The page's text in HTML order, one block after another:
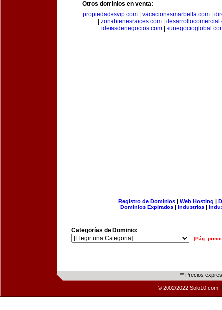
Otros dominios en venta:
propiedadesvip.com
vacacionesmarbella.com
zonabienesraices.com
ideiasdenegocios.com|
Registro de Dominios| Web Hosting |
Dominios Expirados | Industrias |
Categorías de Dominio:
[Pág.
** Precios
© 2002/2022 Solo10.com